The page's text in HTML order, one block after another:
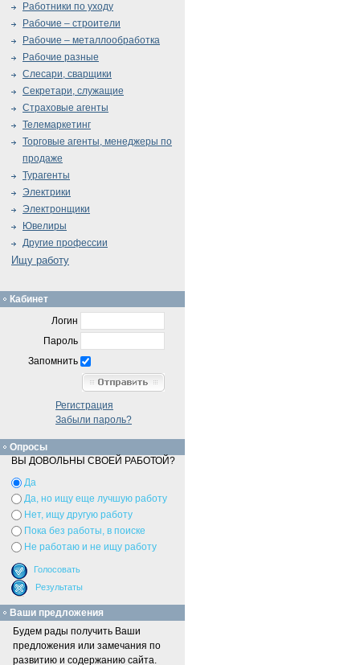
Работники по уходу
Рабочие – строители
Рабочие – металлообработка
Рабочие разные
Слесари, сварщики
Секретари, служащие
Страховые агенты
Телемаркетинг
Торговые агенты, менеджеры по
продаже
Турагенты
Электрики
Электронщики
Ювелиры
Другие профессии
Ищу работу
Кабинет
Логин
Пароль
Запомнить
Регистрация
Забыли пароль?
Опросы
ВЫ ДОВОЛЬНЫ СВОЕЙ РАБОТОЙ?
Да
Да, но ищу еще лучшую работу
Нет, ищу другую работу
Пока без работы, в поиске
Не работаю и не ищу работу
Ваши предложения
Будем рады получить Ваши
предложения или замечания по
развитию и содержанию сайта.